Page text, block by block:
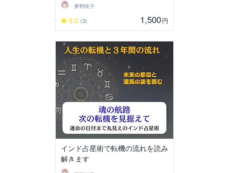
夢野咲子
5.0 (3) 1,500円
インド占星術で転機の流れを読み
解きます